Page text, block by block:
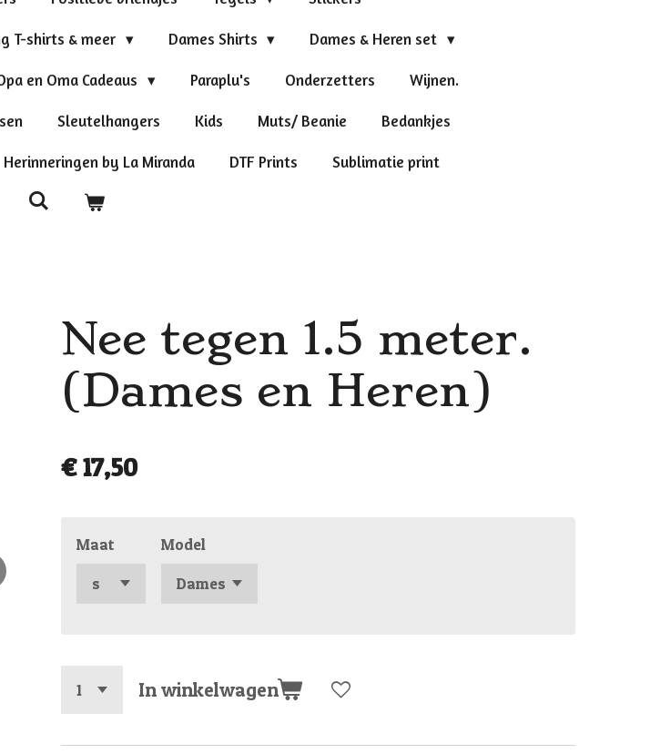
T-shirts & meer Dames Shirts Dames & Heren set
en Oma Cadeaus Paraplu's Onderzetters Wijnen.
Sleutelhangers Kids Muts/ Beanie Bedankjes
Herinneringen by La Miranda DTF Prints Sublimatie print
Nee tegen 1.5 meter.
(Dames en Heren)
€ 17,50
Maat Model
In winkelwagen